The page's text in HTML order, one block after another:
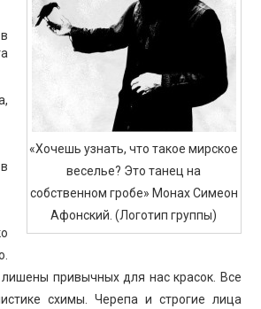
«Хочешь узнать, что такое мирское
веселье? Это танец на
собственном гробе» Монах Симеон
Афонский. (Логотип группы)
привычных для нас красок. Все
схимы. Черепа и строгие лица